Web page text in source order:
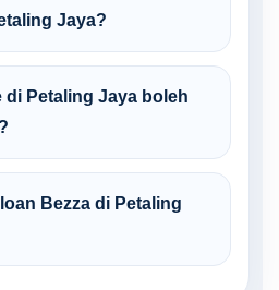
Jaya?
di Petaling Jaya boleh
Bezza di Petaling